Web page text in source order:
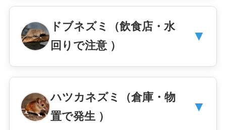
ドブネズミ（飲食店・水
回りで注意 ）
▼
ハツカネズミ（倉庫・物
置で発生 ）
▼